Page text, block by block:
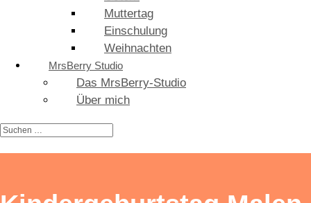
Muttertag
Einschulung
Weihnachten
MrsBerry Studio
Das MrsBerry-Studio
Über mich